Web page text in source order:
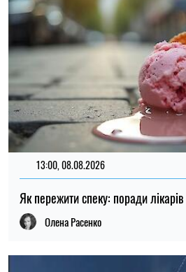
ЗДОРОВ'Я НАУКА
ОЛЕНА
Пише про ЗСЖ
ЗСЖ і психології,